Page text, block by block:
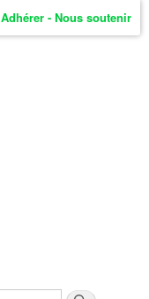
Adhérer - Nous soutenir